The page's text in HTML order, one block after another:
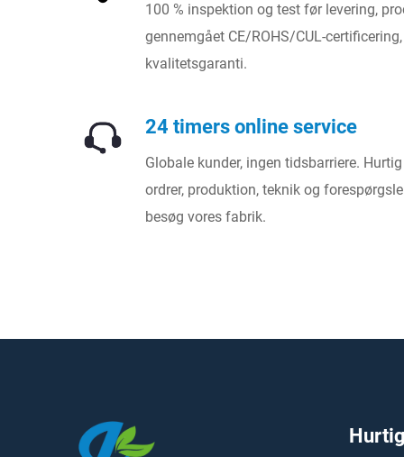
100 % inspektion og test før levering,
gennemgået CE/ROHS/CUL-
kvalitetsgaranti.
24 timers online service
Globale kunder, ingen tidsbarriere.
ordrer, produktion, teknik og
besøg vores fabrik.